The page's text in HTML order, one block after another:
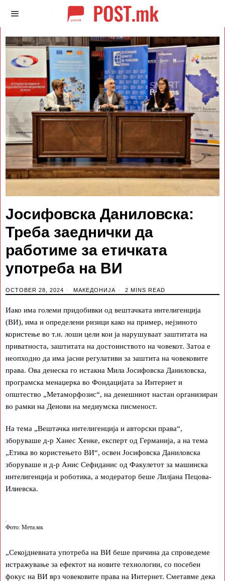
Joсифовска Даниловска:
Треба заеднички да
работиме за етичката
употреба на ВИ
OCTOBER 28, 2024 МАКЕДОНИЈА 2 MINS READ
Иако има големи придобивки од вештачката интелигенција
(ВИ), има и определени ризици како на пример, нејзиното
користење во т.н. лоши цели кои ја нарушуваат заштитата на
приватноста, заштитата на достоинството на човекот. Затоа е
неопходно да има јасни регулативи за заштита на човековите
права. Ова денеска го истакна Мила Јосифовска Даниловска,
програмска менаџерка во Фондацијата за Интернет и
општество „Метаморфозис“, на денешниот настан организиран
во рамки на Денови на медиумска писменост.
На тема „Вештачка интелигенција и авторски права“,
зборуваше д-р Ханес Хенке, експерт од Германија, а на тема
„Етика во користењето ВИ“, освен Јосифовска Даниловска
зборуваше и д-р Анис Сефиданис од Факулетот за машинска
интелигенција и роботика, а модератор беше Лилјана Пецова-
Илиевска.
Фото: Мета.мк
„Секојдневната употреба на ВИ беше причина да спроведеме
истражување за ефектот на новите технологии, со посебен
фокус на ВИ врз човековите права на Интернет. Сметавме дека